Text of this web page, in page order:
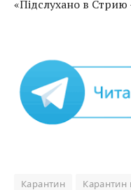
«Підслухано в Стрию
Карантин Карантин